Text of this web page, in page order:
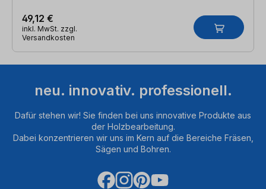
49,12 €
inkl. MwSt. zzgl.
Versandkosten
neu. innovativ. professionell.
Dafür stehen wir! Sie finden bei uns innovative Produkte aus
der Holzbearbeitung.
Dabei konzentrieren wir uns im Kern auf die Bereiche Fräsen,
Sägen und Bohren.